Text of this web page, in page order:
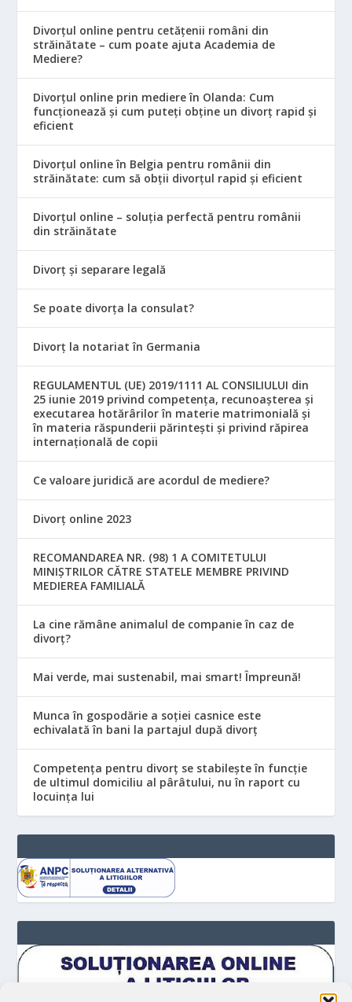
Divorțul online pentru cetățenii români din
străinătate – cum poate ajuta Academia de
Mediere?
Divorțul online prin mediere în Olanda: Cum
funcționează și cum puteți obține un divorț rapid și
eficient
Divorțul online în Belgia pentru românii din
străinătate: cum să obții divorțul rapid și eficient
Divorțul online – soluția perfectă pentru românii
din străinătate
Divorț și separare legală
Se poate divorța la consulat?
Divorț la notariat în Germania
REGULAMENTUL (UE) 2019/1111 AL CONSILIULUI din
25 iunie 2019 privind competența, recunoașterea și
executarea hotărârilor în materie matrimonială și
în materia răspunderii părintești și privind răpirea
internațională de copii
Ce valoare juridică are acordul de mediere?
Divorț online 2023
RECOMANDAREA NR. (98) 1 A COMITETULUI
MINIŞTRILOR CĂTRE STATELE MEMBRE PRIVIND
MEDIEREA FAMILIALĂ
La cine rămâne animalul de companie în caz de
divorț?
Mai verde, mai sustenabil, mai smart! Împreună!
Munca în gospodărie a soției casnice este
echivalată în bani la partajul după divorț
Competența pentru divorț se stabilește în funcție
de ultimul domiciliu al pârâtului, nu în raport cu
locuinţa lui